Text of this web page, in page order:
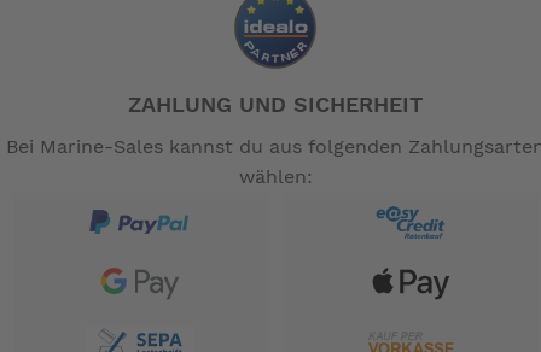
ZAHLUNG UND SICHERHEIT
Bei Marine-Sales kannst du aus folgenden
wählen: